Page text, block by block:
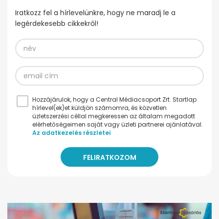
Iratkozz fel a hírlevelünkre, hogy ne maradj le a
legérdekesebb cikkekről!
Hozzájárulok, hogy a Central Médiacsoport Zrt. Startlap
hírlevel(ek)et küldjön számomra, és közvetlen
üzletszerzési céllal megkeressen az általam megadott
elérhetőségeimen saját vagy üzleti partnerei ajánlatával.
Az adatkezelés részletei